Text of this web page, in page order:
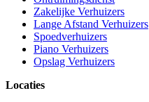
Zakelijke Verhuizers
Lange Afstand Verhuizers
Spoedverhuizers
Piano Verhuizers
Opslag Verhuizers
Locaties